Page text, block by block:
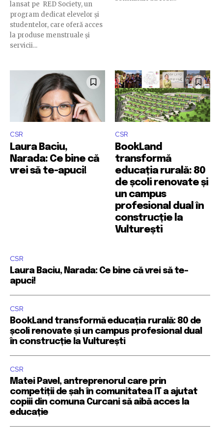
lansat pe RED Society, un
program dedicat elevelor și
studentelor, care oferă acces
la produse menstruale și
servicii...
CSR
Laura Baciu,
Narada: Ce bine că
vrei să te-apuci!
CSR
BookLand
transformă
educația rurală: 80
de școli renovate și
un campus
profesional dual în
construcție la
Vulturești
CSR
Laura Baciu, Narada: Ce bine că vrei să te-
apuci!
CSR
BookLand transformă educația rurală: 80 de
școli renovate și un campus profesional dual
în construcție la Vulturești
CSR
Matei Pavel, antreprenorul care prin
competiții de șah în comunitatea IT a ajutat
copiii din comuna Curcani să aibă acces la
educație